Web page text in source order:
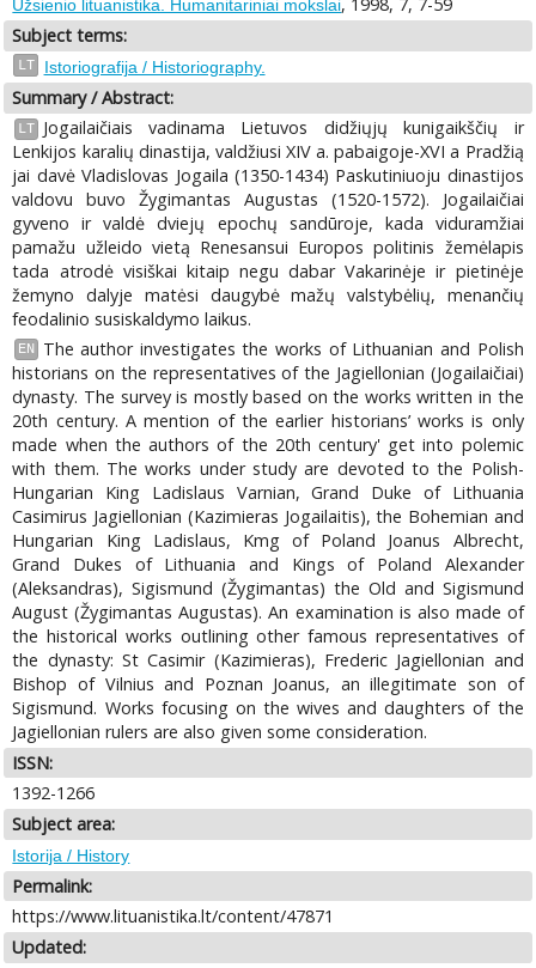
Užsienio lituanistika. Humanitariniai mokslai, 1998, 7, 7-59
Subject terms:
LT Istoriografija / Historiography.
Summary / Abstract:
LT
Jogailaičiais vadinama Lietuvos didžiųjų kunigaikščių ir
Lenkijos karalių dinastija, valdžiusi XIV a. pabaigoje-XVI a Pradžią
jai davė Vladislovas Jogaila (1350-1434) Paskutiniuoju dinastijos
valdovu buvo Žygimantas Augustas (1520-1572). Jogailaičiai
gyveno ir valdė dviejų epochų sandūroje, kada viduramžiai
pamažu užleido vietą Renesansui Europos politinis žemėlapis
tada atrodė visiškai kitaip negu dabar Vakarinėje ir pietinėje
žemyno dalyje matėsi daugybė mažų valstybėlių, menančių
feodalinio susiskaldymo laikus.
EN
The author investigates the works of Lithuanian and Polish
historians on the representatives of the Jagiellonian (Jogailaičiai)
dynasty. The survey is mostly based on the works written in the
20th century. A mention of the earlier historians’ works is only
made when the authors of the 20th century' get into polemic
with them. The works under study are devoted to the Polish-
Hungarian King Ladislaus Varnian, Grand Duke of Lithuania
Casimirus Jagiellonian (Kazimieras Jogailaitis), the Bohemian and
Hungarian King Ladislaus, Kmg of Poland Joanus Albrecht,
Grand Dukes of Lithuania and Kings of Poland Alexander
(Aleksandras), Sigismund (Žygimantas) the Old and Sigismund
August (Žygimantas Augustas). An examination is also made of
the historical works outlining other famous representatives of
the dynasty: St Casimir (Kazimieras), Frederic Jagiellonian and
Bishop of Vilnius and Poznan Joanus, an illegitimate son of
Sigismund. Works focusing on the wives and daughters of the
Jagiellonian rulers are also given some consideration.
ISSN:
1392-1266
Subject area:
Istorija / History
Permalink:
https://www.lituanistika.lt/content/47871
Updated: